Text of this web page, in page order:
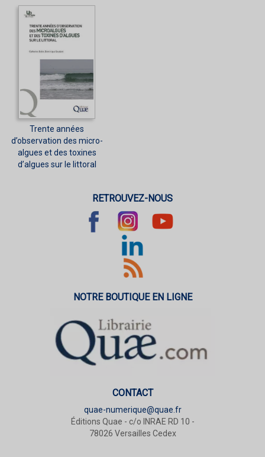
Trente années
d’observation des micro-
algues et des toxines
d’algues sur le littoral
RETROUVEZ-NOUS
NOTRE BOUTIQUE EN LIGNE
CONTACT
quae-numerique@quae.fr
Éditions Quae - c/o INRAE RD 10 -
78026 Versailles Cedex